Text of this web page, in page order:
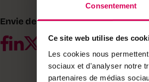
Consentement
Ce site web utilise des
Les cookies nous
sociaux et d'analyser notre
partenaires de médias
Envie de partager ?